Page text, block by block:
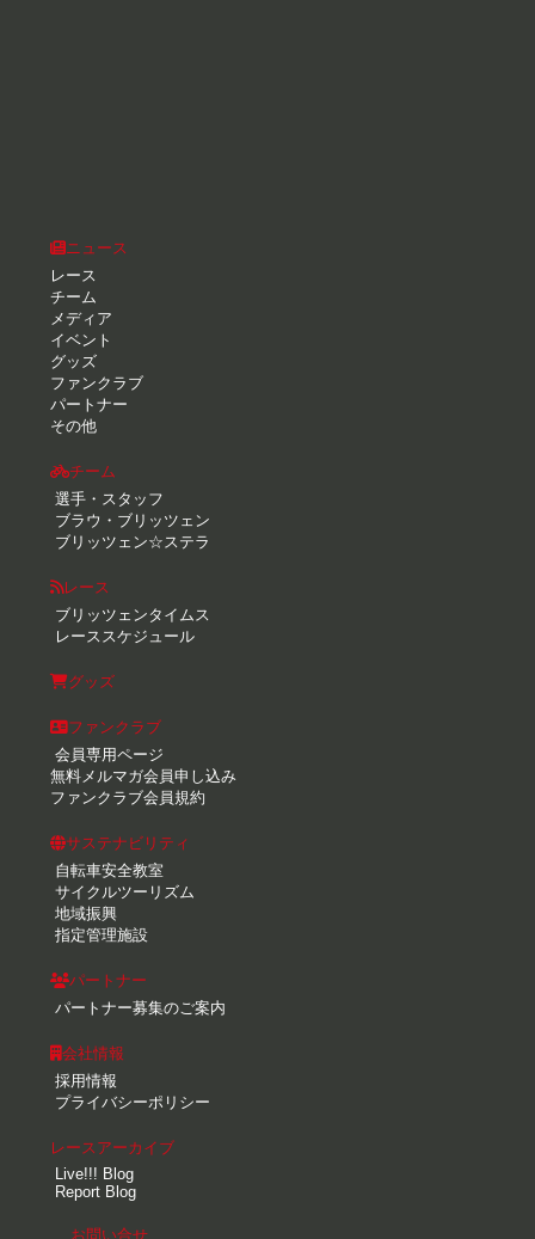
ニュース
レース
チーム
メディア
イベント
グッズ
ファンクラブ
パートナー
その他
チーム
選手・スタッフ
ブラウ・ブリッツェン
ブリッツェン☆ステラ
レース
ブリッツェンタイムス
レーススケジュール
グッズ
ファンクラブ
会員専用ページ
無料メルマガ会員申し込み
ファンクラブ会員規約
サステナビリティ
自転車安全教室
サイクルツーリズム
地域振興
指定管理施設
パートナー
パートナー募集のご案内
会社情報
採用情報
プライバシーポリシー
レースアーカイブ
Live!!! Blog
Report Blog
お問い合せ